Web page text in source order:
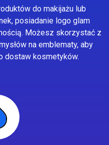
do makijażu lub
posiadanie logo glam
Możesz skorzystać z
na emblematy, aby
dostaw kosmetyków.